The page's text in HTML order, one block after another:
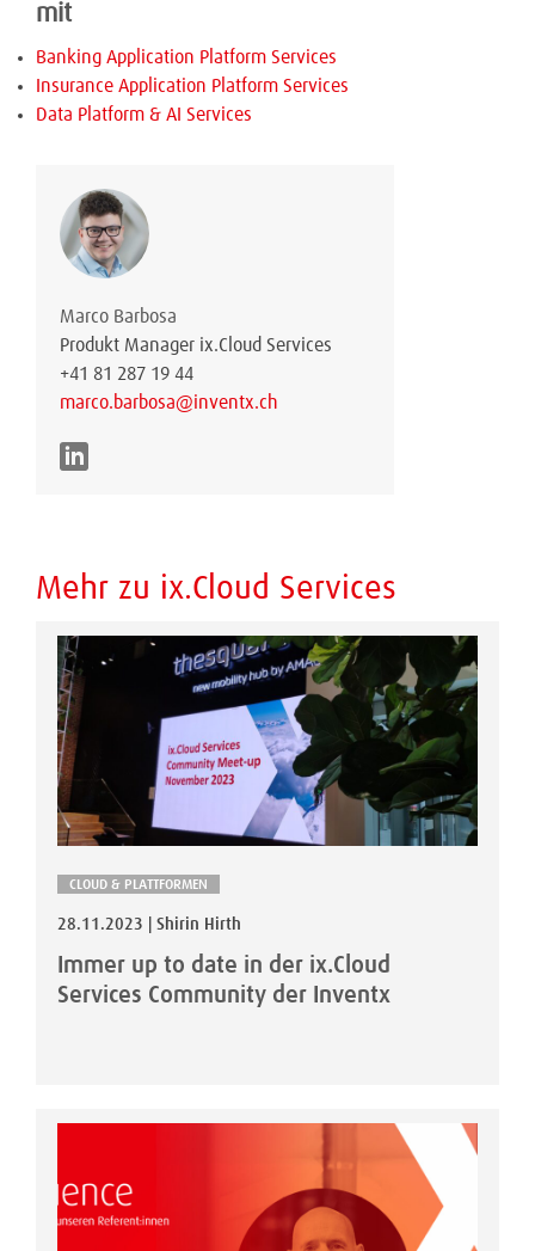
mit
Banking Application Platform Services
Insurance Application Platform Services
Data Platform & AI Services
Marco Barbosa
Produkt Manager ix.Cloud Services
+41 81 287 19 44
marco.barbosa@inventx.ch
Mehr zu ix.Cloud Services
CLOUD & PLATTFORMEN
28.11.2023 | Shirin Hirth
Immer up to date in der ix.Cloud
Services Community der Inventx